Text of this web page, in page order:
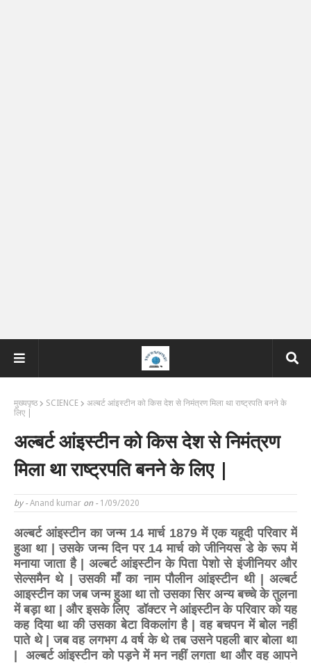
मुख्यपृष्ठ SCIENCE
अल्बर्ट आंइस्टीन को किस देश से निमंत्रण मिला था राष्ट्रपति बनने के
लिए |
अल्बर्ट आंइस्टीन को किस देश से निमंत्रण
मिला था राष्ट्रपति बनने के लिए |
by - Anand kumar on - 1/09/2020
अल्बर्ट आंइस्टीन का जन्म 14मार्च 1879में एक यहूदी परिवार में
हुआ था
|उसके जन्म दिन पर 14मार्च को जीनियस डे के रूप में
मनाया जाता है
अल्बर्ट आंइस्टीन के पिता पेशो से इंजीनियर और
सेल्समैन थे |उसकी माँ का नाम पौलीन आंइस्टीन थी |अल्बर्ट
आइस्टीन का जब जन्म हुआ था तो उसका सिर अन्य बच्चे के तुलना
में बड़ा था
और इसके लिए डॉक्टर ने आंइस्टीन के परिवार को यह
कह दिया था की उसका बेटा विकलांग है
|वह बचपन में बोल नहीं
पाते थे
|जब वह लगभग 4वर्ष के थे तब उसने पहली बार बोला था
|अल्बर्ट आंइस्टीन को पड़ने में मन नहीं लगता था और वह आपने